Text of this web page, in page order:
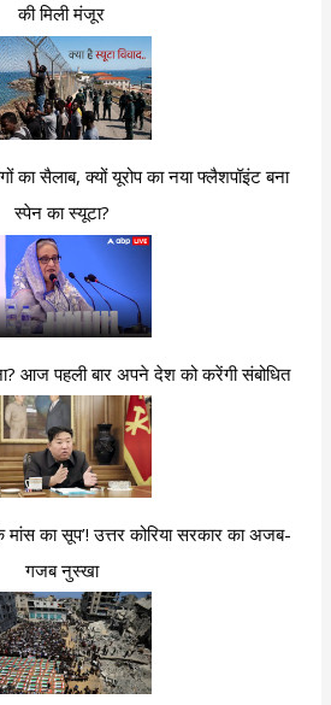
की मिली मंजूर
का सैलाब, क्यों यूरोप का नया फ्लैशपॉइंट बना
स्पेन का स्यूटा?
आज पहली बार अपने देश को करेंगी संबोधित
मांस का सूप’! उत्तर कोरिया सरकार का अजब-
गजब नुस्खा